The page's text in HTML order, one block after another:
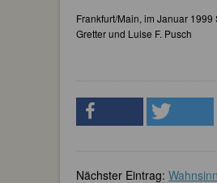
Frankfurt/Main, im Januar 1999
Gretter und Luise F. Pusch
Nächster Eintrag: